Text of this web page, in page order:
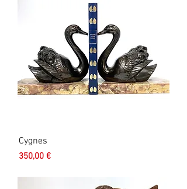
Cygnes
Prix
350,00 €